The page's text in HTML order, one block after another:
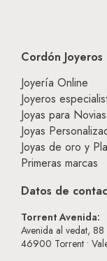
Cordón Joyeros
Joyería Online
Joyeros
Joyas para
Joyas
Joyas de oro y
Primeras marcas
Datos de
Torrent Avenida:
Avenida al vedat, 88
46900 Torrent •